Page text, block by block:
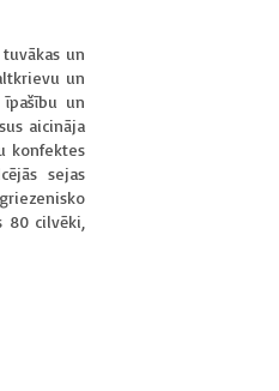
un
un
īpašību un
aicināja
konfektes
sejas
80 cilvēki,